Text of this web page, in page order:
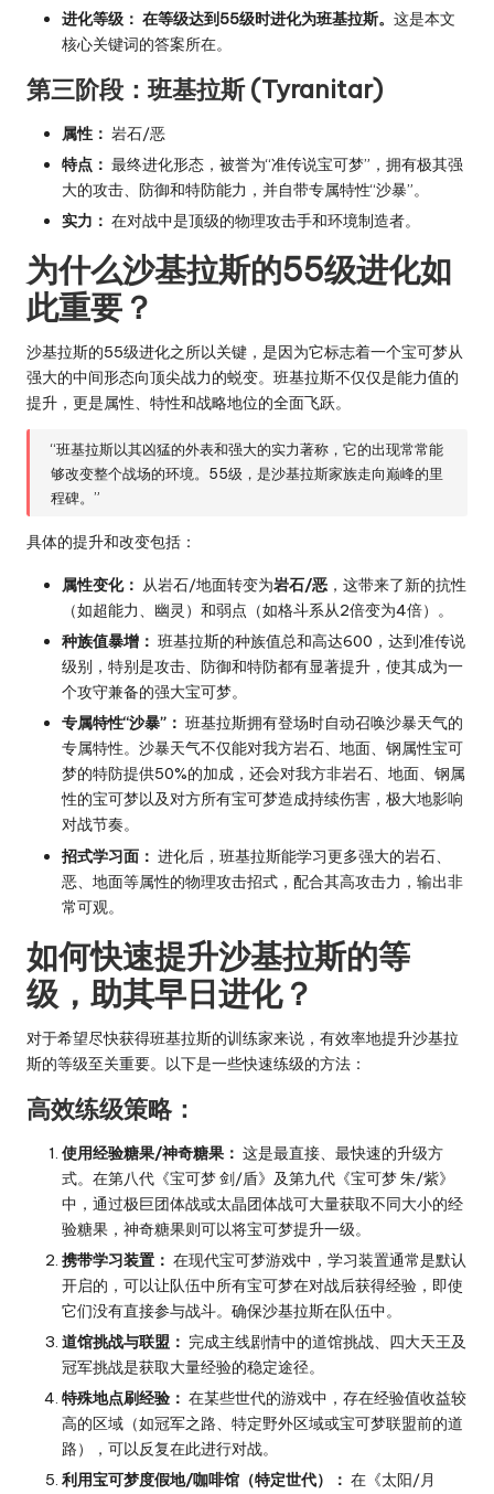
进化等级： 在等级达到55级时进化为班基拉斯。 这是本文
核心关键词的答案所在。
第三阶段：班基拉斯 (Tyranitar)
属性： 岩石/恶
特点： 最终进化形态，被誉为“准传说宝可梦”，拥有极其强
大的攻击、防御和特防能力，并自带专属特性“沙暴”。
实力： 在对战中是顶级的物理攻击手和环境制造者。
为什么沙基拉斯的55级进化如
此重要？
沙基拉斯的55级进化之所以关键，是因为它标志着一个宝可梦从
强大的中间形态向顶尖战力的蜕变。班基拉斯不仅仅是能力值的
提升，更是属性、特性和战略地位的全面飞跃。
“班基拉斯以其凶猛的外表和强大的实力著称，它的出现常常能
够改变整个战场的环境。55级，是沙基拉斯家族走向巅峰的里
程碑。”
具体的提升和改变包括：
属性变化： 从岩石/地面转变为岩石/恶 ，这带来了新的抗性
（如超能力、幽灵）和弱点（如格斗系从2倍变为4倍）。
种族值暴增： 班基拉斯的种族值总和高达600，达到准传说
级别，特别是攻击、防御和特防都有显著提升，使其成为一
个攻守兼备的强大宝可梦。
专属特性“沙暴”： 班基拉斯拥有登场时自动召唤沙暴天气的
专属特性。沙暴天气不仅能对我方岩石、地面、钢属性宝可
梦的特防提供50%的加成，还会对我方非岩石、地面、钢属
性的宝可梦以及对方所有宝可梦造成持续伤害，极大地影响
对战节奏。
招式学习面： 进化后，班基拉斯能学习更多强大的岩石、
恶、地面等属性的物理攻击招式，配合其高攻击力，输出非
常可观。
如何快速提升沙基拉斯的等
级，助其早日进化？
对于希望尽快获得班基拉斯的训练家来说，有效率地提升沙基拉
斯的等级至关重要。以下是一些快速练级的方法：
高效练级策略：
使用经验糖果/神奇糖果： 这是最直接、最快速的升级方
式。在第八代《宝可梦 剑/盾》及第九代《宝可梦 朱/紫》
中，通过极巨团体战或太晶团体战可大量获取不同大小的经
验糖果，神奇糖果则可以将宝可梦提升一级。
携带学习装置： 在现代宝可梦游戏中，学习装置通常是默认
开启的，可以让队伍中所有宝可梦在对战后获得经验，即使
它们没有直接参与战斗。确保沙基拉斯在队伍中。
道馆挑战与联盟： 完成主线剧情中的道馆挑战、四大天王及
冠军挑战是获取大量经验的稳定途径。
特殊地点刷经验： 在某些世代的游戏中，存在经验值收益较
高的区域（如冠军之路、特定野外区域或宝可梦联盟前的道
路），可以反复在此进行对战。
利用宝可梦度假地/咖啡馆（特定世代）： 在《太阳/月